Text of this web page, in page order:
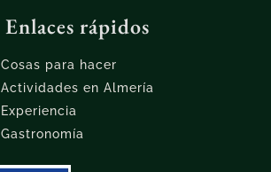
Enlaces rápidos
Cosas para hacer
Actividades en Almería
Experiencia
Gastronomía